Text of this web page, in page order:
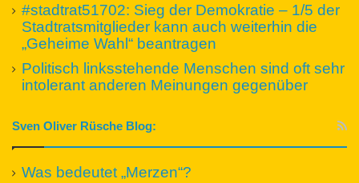
#stadtrat51702: Sieg der Demokratie – 1/5 der
Stadtratsmitglieder kann auch weiterhin die
„Geheime Wahl“ beantragen
Politisch linksstehende Menschen sind oft sehr
intolerant anderen Meinungen gegenüber
Sven Oliver Rüsche Blog:
Was bedeutet „Merzen“?